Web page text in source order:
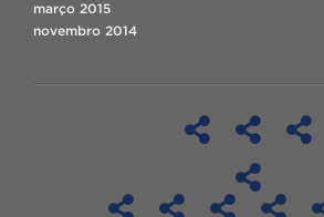
março 2015
novembro 2014